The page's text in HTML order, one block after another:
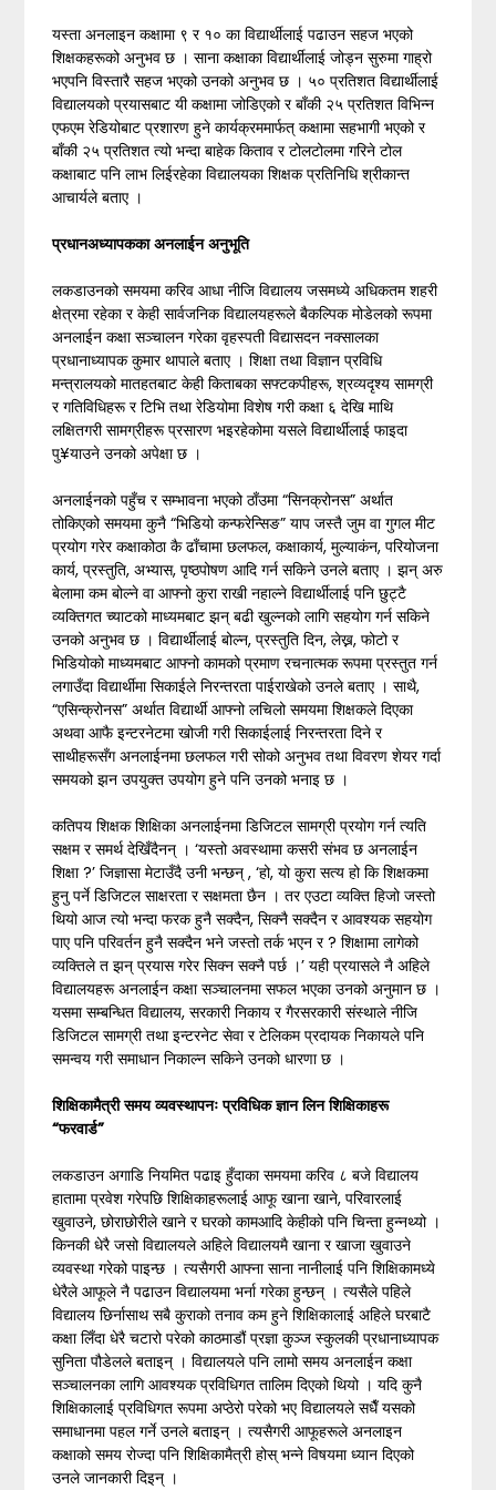
यस्ता अनलाइन कक्षामा ९ र १० का विद्यार्थीलाई पढाउन सहज भएको
शिक्षकहरूको अनुभव छ । साना कक्षाका विद्यार्थीलाई जोड्न सुरुमा गाह्रो
भएपनि विस्तारै सहज भएको उनको अनुभव छ । ५० प्रतिशत विद्यार्थीलाई
विद्यालयको प्रयासबाट यी कक्षामा जोडिएको र बाँकी २५ प्रतिशत विभिन्न
एफएम रेडियोबाट प्रशारण हुने कार्यक्रममार्फत् कक्षामा सहभागी भएको र
बाँकी २५ प्रतिशत त्यो भन्दा बाहेक किताव र टोलटोलमा गरिने टोल
कक्षाबाट पनि लाभ लिईरहेका विद्यालयका शिक्षक प्रतिनिधि श्रीकान्त
आचार्यले बताए ।
प्रधानअध्यापकका अनलाईन अनुभूति
लकडाउनको समयमा करिव आधा नीजि विद्यालय जसमध्ये अधिकतम शहरी
क्षेत्रमा रहेका र केही सार्वजनिक विद्यालयहरूले बैकल्पिक मोडेलको रूपमा
अनलाईन कक्षा सञ्चालन गरेका वृहस्पती विद्यासदन नक्सालका
प्रधानाध्यापक कुमार थापाले बताए । शिक्षा तथा विज्ञान प्रविधि
मन्त्रालयको मातहतबाट केही किताबका सफ्टकपीहरू, श्रव्यदृश्य सामग्री
र गतिविधिहरू र टिभि तथा रेडियोमा विशेष गरी कक्षा ६ देखि माथि
लक्षितगरी सामग्रीहरू प्रसारण भइरहेकोमा यसले विद्यार्थीलाई फाइदा
पु¥याउने उनको अपेक्षा छ ।
अनलाईनको पहुँच र सम्भावना भएको ठाँउमा “सिनक्रोनस” अर्थात
तोकिएको समयमा कुनै “भिडियो कन्फरेन्सिङ” याप जस्तै जुम वा गुगल मीट
प्रयोग गरेर कक्षाकोठा कै ढाँचामा छलफल, कक्षाकार्य, मुल्याकंन, परियोजना
कार्य, प्रस्तुति, अभ्यास, पृष्ठपोषण आदि गर्न सकिने उनले बताए । झन् अरु
बेलामा कम बोल्ने वा आफ्नो कुरा राखी नहाल्ने विद्यार्थीलाई पनि छुट्टै
व्यक्तिगत च्याटको माध्यमबाट झन् बढी खुल्नको लागि सहयोग गर्न सकिने
उनको अनुभव छ । विद्यार्थीलाई बोल्न, प्रस्तुति दिन, लेख्न, फोटो र
भिडियोको माध्यमबाट आफ्नो कामको प्रमाण रचनात्मक रूपमा प्रस्तुत गर्न
लगाउँदा विद्यार्थीमा सिकाईले निरन्तरता पाईराखेको उनले बताए । साथै,
“एसिन्क्रोनस” अर्थात विद्यार्थी आफ्नो लचिलो समयमा शिक्षकले दिएका
अथवा आफै इन्टरनेटमा खोजी गरी सिकाईलाई निरन्तरता दिने र
साथीहरूसँग अनलाईनमा छलफल गरी सोको अनुभव तथा विवरण शेयर गर्दा
समयको झन उपयुक्त उपयोग हुने पनि उनको भनाइ छ ।
कतिपय शिक्षक शिक्षिका अनलाईनमा डिजिटल सामग्री प्रयोग गर्न त्यति
सक्षम र समर्थ देखिँदैनन् । ‘यस्तो अवस्थामा कसरी संभव छ अनलाईन
शिक्षा ?’ जिज्ञासा मेटाउँदै उनी भन्छन् , ‘हो, यो कुरा सत्य हो कि शिक्षकमा
हुनु पर्ने डिजिटल साक्षरता र सक्षमता छैन । तर एउटा व्यक्ति हिजो जस्तो
थियो आज त्यो भन्दा फरक हुनै सक्दैन, सिक्नै सक्दैन र आवश्यक सहयोग
पाए पनि परिवर्तन हुनै सक्दैन भने जस्तो तर्क भएन र ? शिक्षामा लागेको
व्यक्तिले त झन् प्रयास गरेर सिक्न सक्नै पर्छ ।’ यही प्रयासले नै अहिले
विद्यालयहरू अनलाईन कक्षा सञ्चालनमा सफल भएका उनको अनुमान छ ।
यसमा सम्बन्धित विद्यालय, सरकारी निकाय र गैरसरकारी संस्थाले नीजि
डिजिटल सामग्री तथा इन्टरनेट सेवा र टेलिकम प्रदायक निकायले पनि
समन्वय गरी समाधान निकाल्न सकिने उनको धारणा छ ।
शिक्षिकामैत्री समय व्यवस्थापनः प्रविधिक ज्ञान लिन शिक्षिकाहरू
“फरवार्ड”
लकडाउन अगाडि नियमित पढाइ हुँदाका समयमा करिव ८ बजे विद्यालय
हातामा प्रवेश गरेपछि शिक्षिकाहरूलाई आफू खाना खाने, परिवारलाई
खुवाउने, छोराछोरीले खाने र घरको कामआदि केहीको पनि चिन्ता हुन्नथ्यो ।
किनकी धेरै जसो विद्यालयले अहिले विद्यालयमै खाना र खाजा खुवाउने
व्यवस्था गरेको पाइन्छ । त्यसैगरी आफ्ना साना नानीलाई पनि शिक्षिकामध्ये
धेरैले आफूले नै पढाउन विद्यालयमा भर्ना गरेका हुन्छन् । त्यसैले पहिले
विद्यालय छिर्नासाथ सबै कुराको तनाव कम हुने शिक्षिकालाई अहिले घरबाटै
कक्षा लिँदा धेरै चटारो परेको काठमाडौं प्रज्ञा कुञ्ज स्कुलकी प्रधानाध्यापक
सुनिता पौडेलले बताइन् । विद्यालयले पनि लामो समय अनलाईन कक्षा
सञ्चालनका लागि आवश्यक प्रविधिगत तालिम दिएको थियो । यदि कुनै
शिक्षिकालाई प्रविधिगत रूपमा अप्ठेरो परेको भए विद्यालयले सधैँ यसको
समाधानमा पहल गर्ने उनले बताइन् । त्यसैगरी आफूहरूले अनलाइन
कक्षाको समय रोज्दा पनि शिक्षिकामैत्री होस् भन्ने विषयमा ध्यान दिएको
उनले जानकारी दिइन् ।